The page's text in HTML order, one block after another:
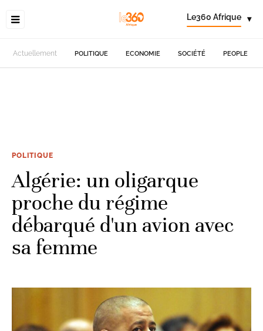
Le360 Afrique ▾
Actuellement POLITIQUE ECONOMIE SOCIÉTÉ PEOPLE
POLITIQUE
Algérie: un oligarque
proche du régime
débarqué d'un avion avec
sa femme